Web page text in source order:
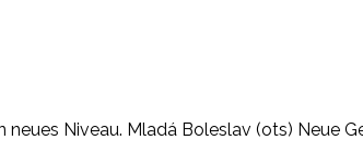
Niveau. Mladá Boleslav (ots) Neue